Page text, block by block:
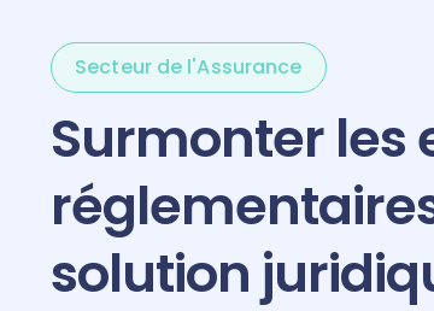
Secteur de l'Assurance
Surmonter les
solution